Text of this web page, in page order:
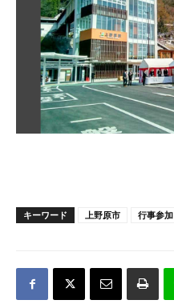
キーワード 上野原市 行事参加